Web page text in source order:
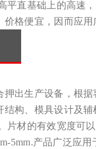
平直基础上的高速
格便宜，因而应用
押出生产设备，根
结构、模具设计及
片材的有效宽度可
5mm.产品广泛应